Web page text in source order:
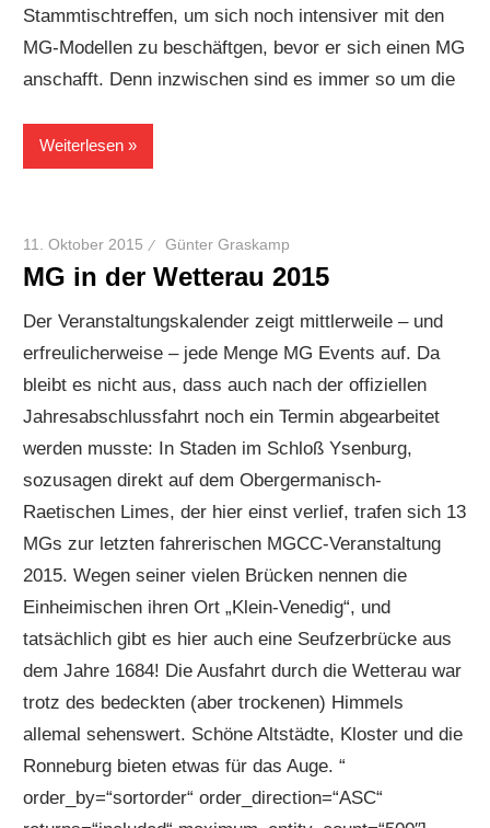
Stammtischtreffen, um sich noch intensiver mit den
MG-Modellen zu beschäftgen, bevor er sich einen MG
anschafft. Denn inzwischen sind es immer so um die
Weiterlesen
11. Oktober 2015 Günter Graskamp
MG in der Wetterau 2015
Der Veranstaltungskalender zeigt mittlerweile – und
erfreulicherweise – jede Menge MG Events auf. Da
bleibt es nicht aus, dass auch nach der offiziellen
Jahresabschlussfahrt noch ein Termin abgearbeitet
werden musste: In Staden im Schloß Ysenburg,
sozusagen direkt auf dem Obergermanisch-
Raetischen Limes, der hier einst verlief, trafen sich 13
MGs zur letzten fahrerischen MGCC-Veranstaltung
2015. Wegen seiner vielen Brücken nennen die
Einheimischen ihren Ort „Klein-Venedig“, und
tatsächlich gibt es hier auch eine Seufzerbrücke aus
dem Jahre 1684! Die Ausfahrt durch die Wetterau war
trotz des bedeckten (aber trockenen) Himmels
allemal sehenswert. Schöne Altstädte, Kloster und die
Ronneburg bieten etwas für das Auge. “
order_by=“sortorder“ order_direction=“ASC“